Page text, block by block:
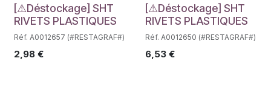
Déstockage
[⚠Déstockage] SHT
RIVETS PLASTIQUES
Réf. A0012657 (#RESTAGRAF#)
2,98 €
Déstockage
[⚠Déstockage] SHT
RIVETS PLASTIQUES
Réf. A0012650 (#RESTAGRAF#)
6,53€